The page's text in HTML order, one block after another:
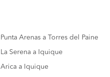
Punta Arenas a Torres del Paine
La Serena a Iquique
Arica a Iquique